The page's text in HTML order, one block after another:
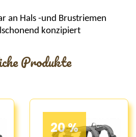
an Hals -und Brustriemen
konzipiert
Produkte
20 %